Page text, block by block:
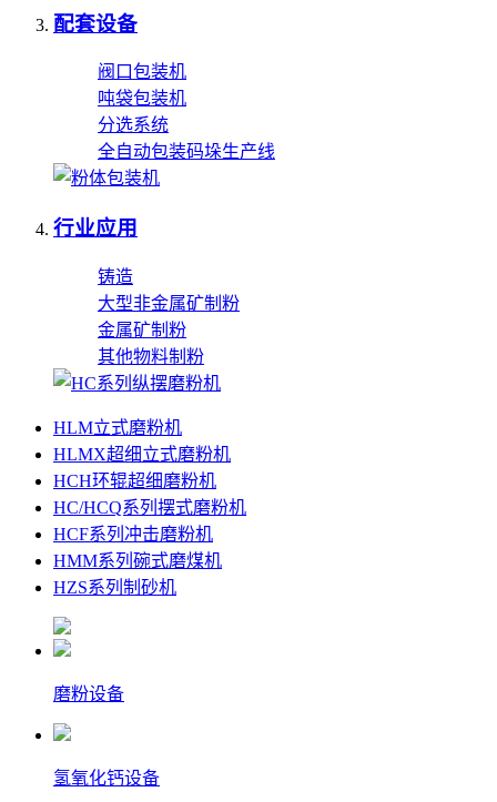
配套设备
阀口包装机
吨袋包装机
分选系统
全自动包装码垛生产线
行业应用
铸造
大型非金属矿制粉
金属矿制粉
其他物料制粉
HLM立式磨粉机
HLMX超细立式磨粉机
HCH环辊超细磨粉机
HC/HCQ系列摆式磨粉机
HCF系列冲击磨粉机
HMM系列碗式磨煤机
HZS系列制砂机
磨粉设备
氢氧化钙设备